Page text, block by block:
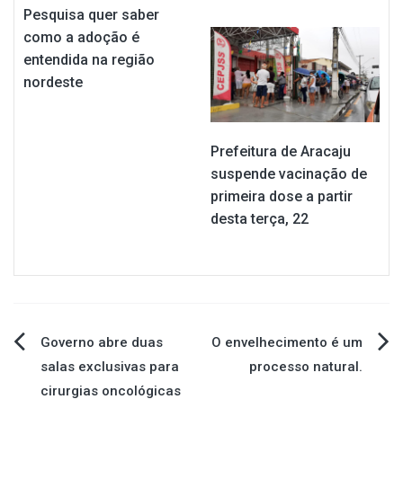
Pesquisa quer saber
como a adoção é
entendida na região
nordeste
Prefeitura de Aracaju
suspende vacinação de
primeira dose a partir
desta terça, 22
Navegação
de
Governo abre duas
salas exclusivas para
cirurgias oncológicas
O envelhecimento é um
processo natural.